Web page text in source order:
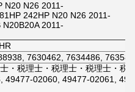
N20 N26 2011-
242HP N20 N26 2011-
2011-
7630462, 7634486,
・税理士・税理士・税理士・税
49477-02060, 49477-02061,